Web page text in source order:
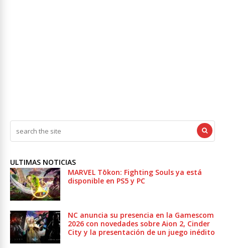
ULTIMAS NOTICIAS
MARVEL Tōkon: Fighting Souls ya está
disponible en PS5 y PC
NC anuncia su presencia en la Gamescom
2026 con novedades sobre Aion 2, Cinder
City y la presentación de un juego inédito